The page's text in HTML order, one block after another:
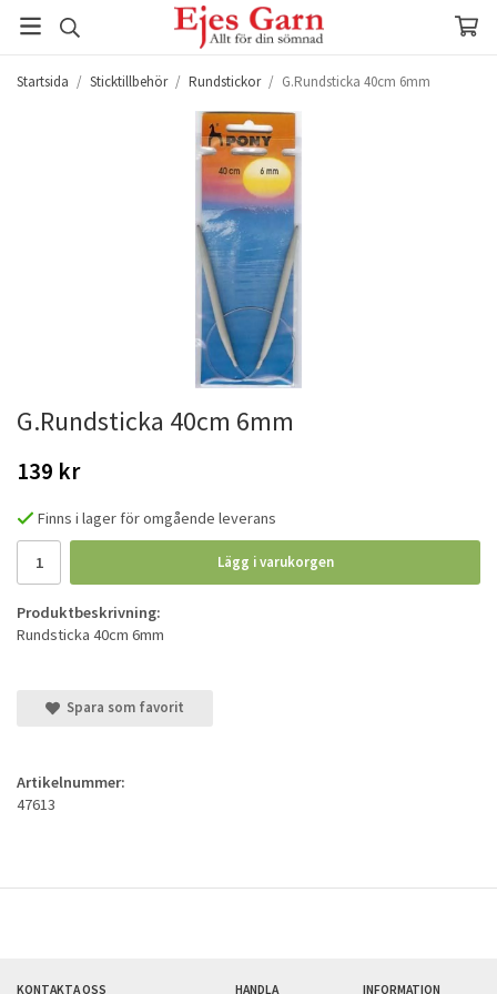
Startsida / Sticktillbehör / Rundstickor / G.Rundsticka 40cm 6mm
G.Rundsticka 40cm 6mm
139 kr
Finns i lager för omgående leverans
Lägg i varukorgen
Produktbeskrivning:
Rundsticka 40cm 6mm
Spara som favorit
Artikelnummer:
47613
KONTAKTA OSS HANDLA INFORMATION